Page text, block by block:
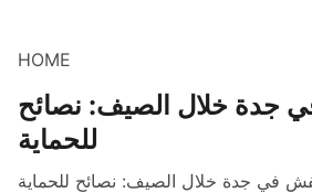
HOME
جدة خلال الصيف: نصائح
للحماية
في جدة خلال الصيف: نصائح للحماية